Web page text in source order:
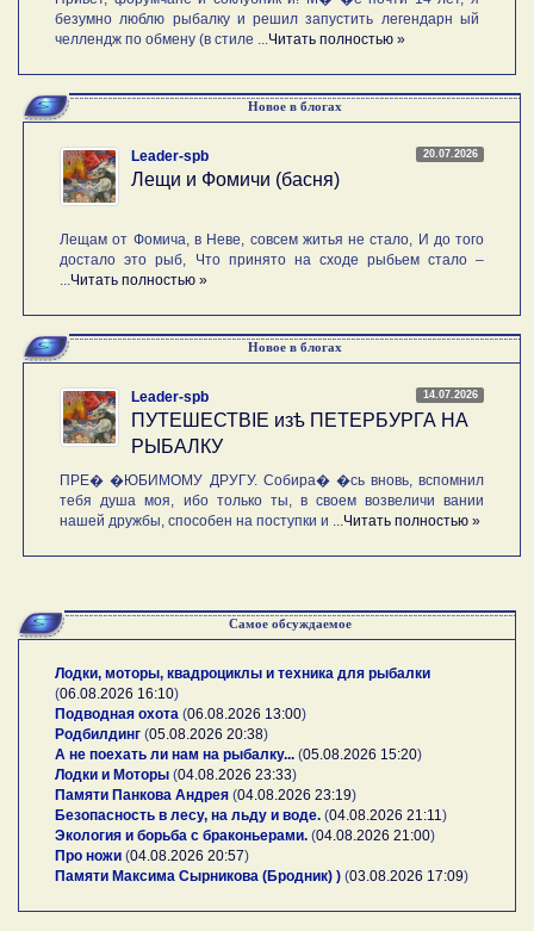
безумно люблю рыбалку и решил запустить легендарн ый
челлендж по обмену (в стиле ... Читать полностью »
Новое в блогах
20.07.2026
Leader-spb
Лещи и Фомичи (басня)
Лещам от Фомича, в Неве, совсем житья не стало, И до того
достало это рыб, Что принято на сходе рыбьем стало –
Читать полностью »
Новое в блогах
14.07.2026
Leader-spb
ПУТЕШЕСТВIE изѣ ПЕТЕРБУРГА НА
РЫБАЛКУ
ПРЕ� �ЮБИМОМУ ДРУГУ. Собира� �сь вновь, вспомнил
тебя душа моя, ибо только ты, в своем возвеличи вании
нашей дружбы, способен на поступки и ... Читать полностью »
Самое обсуждаемое
Лодки, моторы, квадроциклы и техника для рыбалки
(06.08.2026 16:10)
Подводная охота (06.08.2026 13:00)
Родбилдинг (05.08.2026 20:38)
А не поехать ли нам на рыбалку... (05.08.2026 15:20)
Лодки и Моторы (04.08.2026 23:33)
Памяти Панкова Андрея (04.08.2026 23:19)
Безопасность в лесу, на льду и воде. (04.08.2026 21:11 )
Экология и борьба с браконьерами. (04.08.2026 21:00)
Про ножи (04.08.2026 20:57)
Памяти Максима Сырникова (Бродник) ) (03.08.2026 17:09)